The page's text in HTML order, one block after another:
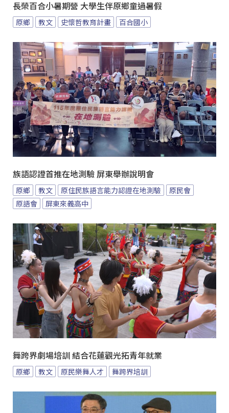
長榮百合小暑期營 大學生伴原鄉童過暑假
原鄉 教文 史懷哲教育計畫 百合國小
族語認證首推在地測驗 屏東舉辦說明會
原鄉 教文 原住民族語言能力認證在地測驗
原民會
原語會
屏東來義高中
舞跨界劇場培訓 結合花蓮觀光拓青年就業
原鄉 教文 原民樂舞人才 舞跨界培訓